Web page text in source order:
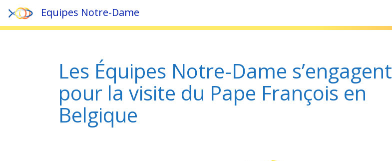
Equipes Notre-Dame
Les Équipes Notre-Dame s’engagent
pour la visite du Pape François en
Belgique